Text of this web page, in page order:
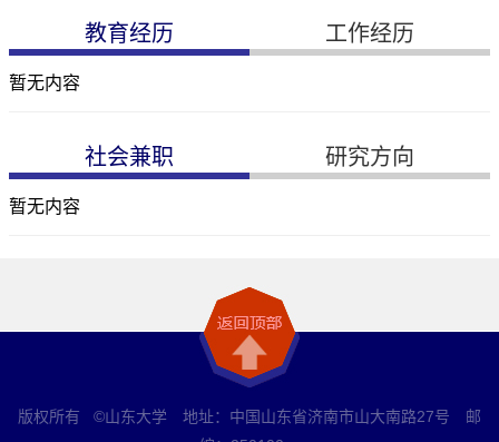
教育经历 工作经历
暂无内容
社会兼职 研究方向
暂无内容
版权所有 ©山东大学 地址：中国山东省济南市山大南路27号 邮